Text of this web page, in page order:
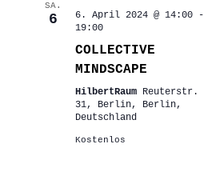
SA.
6 6. April 2024 @ 14:00-
19:00
COLLECTIVE
MINDSCAPE
HilbertRaum Reuterstr.
31, Berlin, Berlin,
Deutschland
Kostenlos